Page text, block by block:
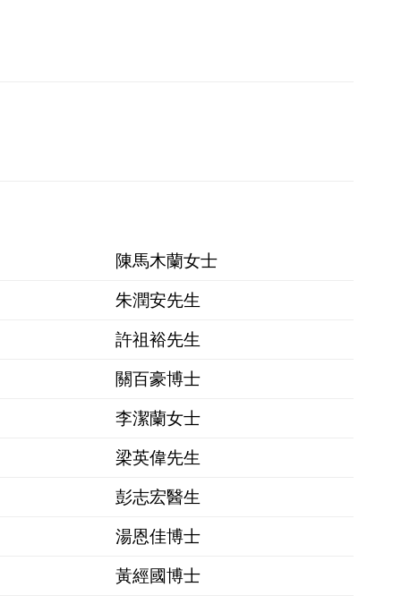
陳馬木蘭女士
朱潤安先生
許祖裕先生
關百豪博士
李潔蘭女士
梁英偉先生
彭志宏醫生
湯恩佳博士
黃經國博士